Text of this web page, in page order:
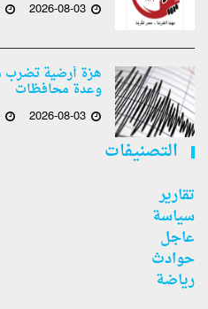
2026-08-03
هزة أرضية تضرب
وعدة محافظات
2026-08-03
التصنيفات
تقارير
سياسة
عاجل
حوادث
رياضة